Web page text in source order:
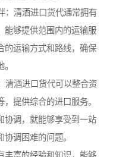
：清酒进口货代通常拥有
能够提供范围内的运输服
的运输方式和路线，确保
清酒进口货代可以整合资
提供综合的进口服务。
协调，就能够享受到一站
调困难的问题。
丰富的经验和知识，能够